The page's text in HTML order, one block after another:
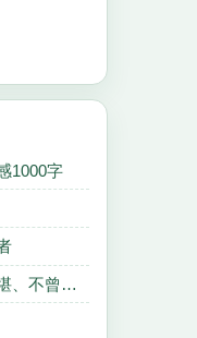
1000字
碎語詩情——遺憾、情何以堪、不曾改變